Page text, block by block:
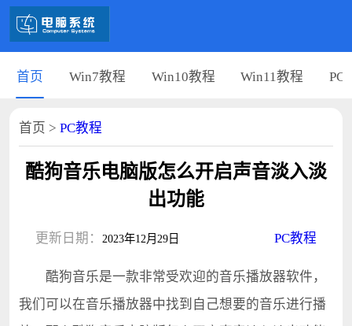
首页 Win7教程 Win10教程 Win11教程 PC
首页 > PC教程
酷狗音乐电脑版怎么开启声音淡入淡
出功能
更新日期： 2023年12月29日 PC教程
酷狗音乐是一款非常受欢迎的音乐播放器软件，
我们可以在音乐播放器中找到自己想要的音乐进行播